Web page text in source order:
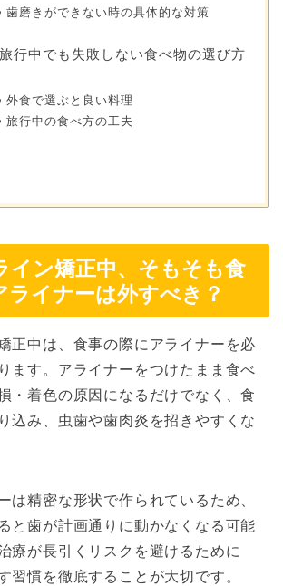
歯磨きができない時の具体的な対策
行中でも失敗しない食べ物の選び方
外食で選ぶと良い料理
旅行中の食べ方の工夫
イン矯正中、そもそも食
ライナーは外すべき？
正中は、食事の際にアライナーを必
ます。アライナーをつけたまま食べ
・着色の原因になるだけでなく、食
込み、虫歯や歯肉炎を招きやすくな
は精密な形状で作られているため、
と歯が計画通りに動かなくなる可能
療が長引くリスクを避けるために
習慣を徹底することが大切です。